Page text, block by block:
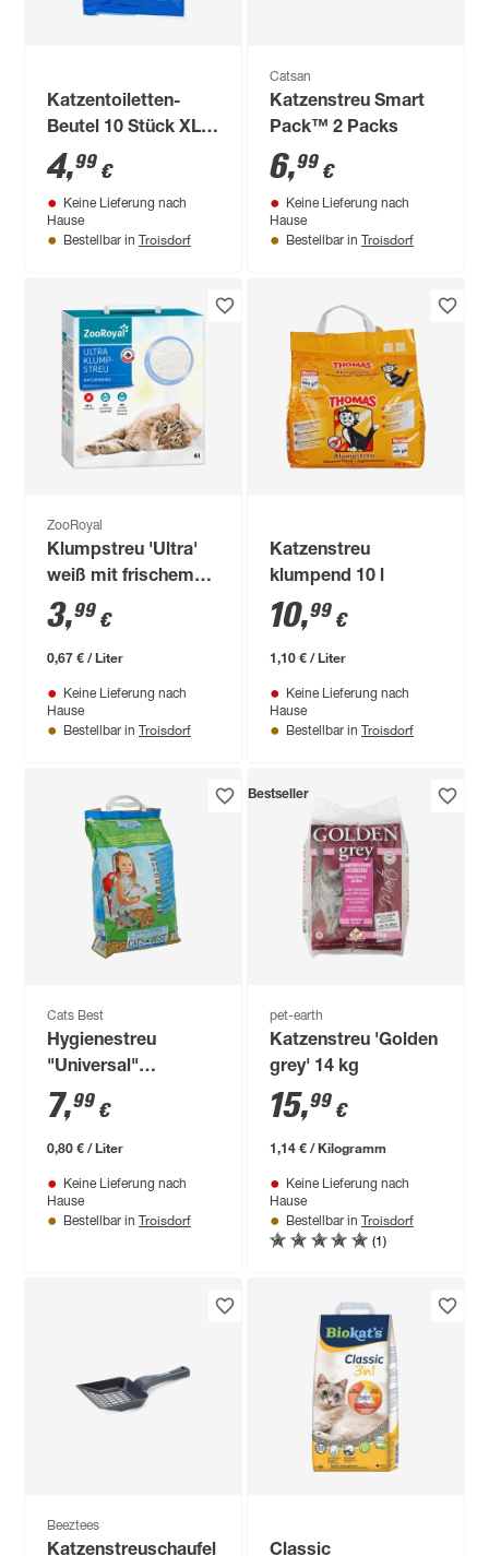
Katzentoiletten-
Beutel 10 Stück XL
71 x 56 cm
4,99 €
Keine Lieferung nach
Hause
Bestellbar in Troisdorf
Catsan
Katzenstreu Smart
Pack™ 2 Packs
6,99 €
Keine Lieferung nach
Hause
Bestellbar in Troisdorf
ZooRoyal
Klumpstreu 'Ultra'
weiß mit frischem
Duft 6 l
3,99 €
0,67 € / Liter
Keine Lieferung nach
Hause
Bestellbar in Troisdorf
Katzenstreu
klumpend 10 l
10,99 €
1,10 € / Liter
Keine Lieferung nach
Hause
Bestellbar in Troisdorf
Cats Best
Hygienestreu
"Universal"
Pflanzenfaser 10 l
7,99 €
0,80 € / Liter
Keine Lieferung nach
Hause
Bestellbar in Troisdorf
Bestseller
pet-earth
Katzenstreu 'Golden
grey' 14 kg
15,99 €
1,14 € / Kilogramm
Keine Lieferung nach
Hause
Bestellbar in Troisdorf
(1)
Beeztees
Katzenstreuschaufel
Classic